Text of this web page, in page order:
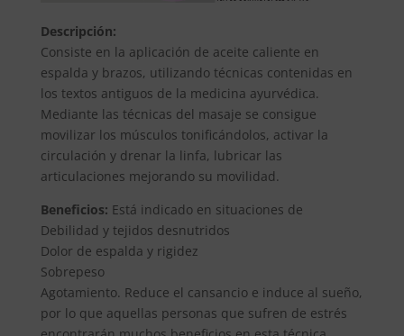
Descripción:
Consiste en la aplicación de aceite caliente en
espalda y brazos, utilizando técnicas contenidas en
los textos antiguos de la medicina ayurvédica.
Mediante las técnicas del masaje se consigue
movilizar los músculos tonificándolos, activar la
circulación y drenar la linfa, lubricar las
articulaciones mejorando su movilidad.
Beneficios: Está indicado en situaciones de
Debilidad y tejidos desnutridos
Dolor de espalda y rigidez
Sobrepeso
Agotamiento. Reduce el cansancio e induce al sueño,
por lo que aquellas personas que sufren de estrés